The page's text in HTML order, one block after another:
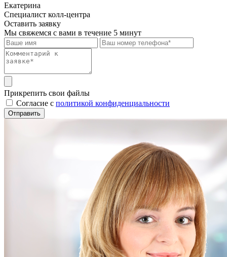
Екатерина
Специалист колл-центра
Оставить заявку
Мы свяжемся с вами в течение 5 минут
Прикрепить свои файлы
Cогласие с политикой конфиденциальности
Отправить